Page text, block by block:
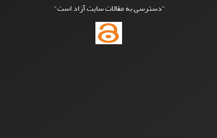
"دسترسی به مقالات سایت آزاد است"